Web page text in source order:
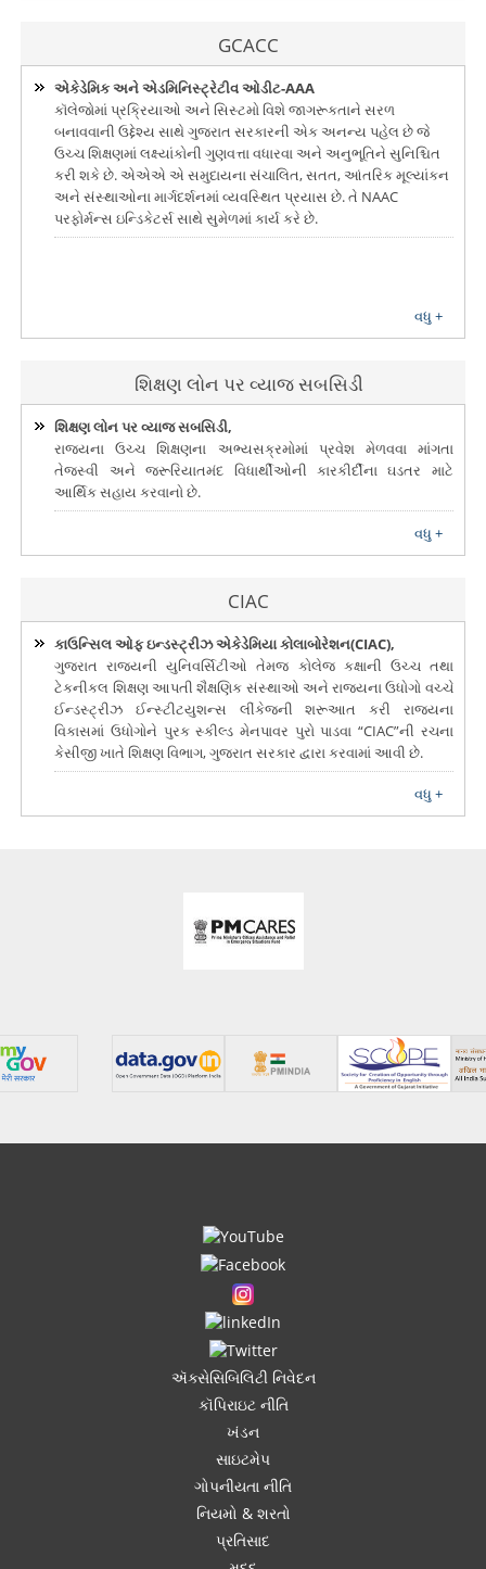
GCACC
એકેડેમિક અને એડમિનિસ્ટ્રેટીવ ઓડીટ-AAA
કૉલેજોમાં પ્રક્રિયાઓ અને સિસ્ટમો વિશે જાગરૂકતાને સરળ
બનાવવાની ઉદ્દેશ્ય સાથે ગુજરાત સરકારની એક અનન્ય પહેલ છે જે
ઉચ્ચ શિક્ષણમાં લક્ષ્યાંકોની ગુણવત્તા વધારવા અને અનુભૂતિને સુનિશ્ચિત
કરી શકે છે. એએએ એ સમુદાયના સંચાલિત, સતત, આંતરિક મૂલ્યાંકન
અને સંસ્થાઓના માર્ગદર્શનમાં વ્યવસ્થિત પ્રયાસ છે. તે NAAC
પરફોર્મન્સ ઇન્ડિકેટર્સ સાથે સુમેળમાં કાર્ય કરે છે.
વધુ +
શિક્ષણ લોન પર વ્યાજ સબસિડી
શિક્ષણ લોન પર વ્યાજ સબસિડી,
રાજ્યના ઉચ્ચ શિક્ષણના અભ્યસક્રમોમાં પ્રવેશ મેળવવા માંગતા
તેજસ્વી અને જરૂરિયાતમંદ વિધાર્થીઓની કારકીર્દીના ઘડતર માટે
આર્થિક સહાય કરવાનો છે.
વધુ +
CIAC
કાઉન્સિલ ઓફ ઇન્ડસ્ટ્રીઝ એકેડેમિયા કોલાબોરેશન(CIAC),
ગુજરાત રાજયની યુનિવર્સિટીઓ તેમજ કોલેજ કક્ષાની ઉચ્ચ તથા
ટેકનીકલ શિક્ષણ આપતી શૈક્ષણિક સંસ્થાઓ અને રાજયના ઉધોગો વચ્ચે
ઈન્ડસ્ટ્રીઝ ઈન્સ્ટીટયુશન્સ લીંકેજની શરૂઆત કરી રાજયના
વિકાસમાં ઉધોગોને પુરક સ્કીલ્ડ મેનપાવર પુરો પાડવા “CIAC”ની રચના
કેસીજી ખાતે શિક્ષણ વિભાગ, ગુજરાત સરકાર દ્વારા કરવામાં આવી છે.
વધુ +
ઍક્સેસિબિલિટી નિવેદન
કૉપિરાઇટ નીતિ
ખંડન
સાઇટમેપ
ગોપનીયતા નીતિ
નિયમો & શરતો
પ્રતિસાદ